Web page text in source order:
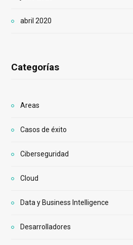
abril 2020
Categorías
Areas
Casos de éxito
Ciberseguridad
Cloud
Data y Business Intelligence
Desarrolladores